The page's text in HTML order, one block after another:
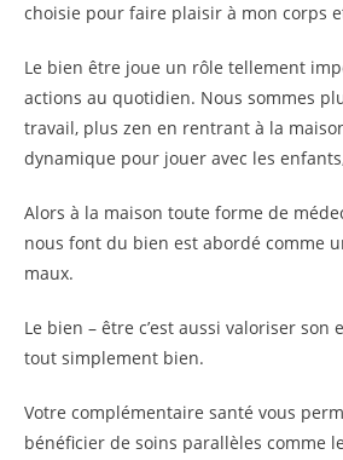
choisie pour faire plaisir à mon corps
Le bien être joue un rôle tellement
actions au quotidien. Nous sommes
travail, plus zen en rentrant à la
dynamique pour jouer avec les
Alors à la maison toute forme de
nous font du bien est abordé comme
maux.
Le bien – être c’est aussi valoriser son
tout simplement bien.
Votre complémentaire santé vous
bénéficier de soins parallèles comme